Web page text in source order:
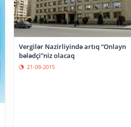
Vergilər Nazirliyində artıq “Onlayn
bələdçi”niz olacaq
21-09-2015